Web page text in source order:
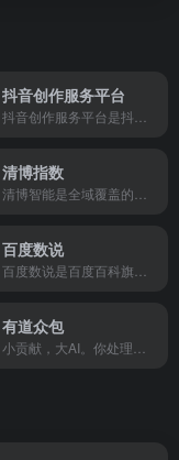
抖音创作服务平台
清博指数
百度数说
有道众包